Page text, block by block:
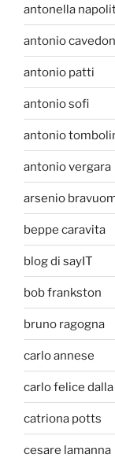
antonella
antonio
antonio patti
antonio sofi
antonio
antonio vergara
arsenio
beppe caravita
blog di sayIT
bob frankston
bruno ragogna
carlo annese
carlo felice
catriona potts
cesare lamanna